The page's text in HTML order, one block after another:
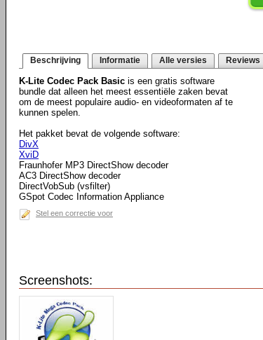
Beschrijving Informatie Alle versies Reviews
K-Lite Codec Pack Basic is een gratis software
bundle dat alleen het meest essentiële zaken bevat
om de meest populaire audio- en videoformaten af te
kunnen spelen.
Het pakket bevat de volgende software:
DivX
XviD
Fraunhofer MP3 DirectShow decoder
AC3 DirectShow decoder
DirectVobSub (vsfilter)
GSpot Codec Information Appliance
Stel een correctie voor
Screenshots: